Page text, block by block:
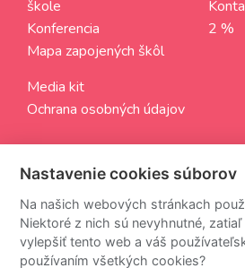
škole
Konferencia
Mapa zapojených škôl
2 %
Media kit
Ochrana osobných údajov
Nastavenie cookies súborov
Na našich webových stránkach
Niektoré z nich sú nevyhnutné,
vylepšiť tento web a váš
používaním všetkých cookies?